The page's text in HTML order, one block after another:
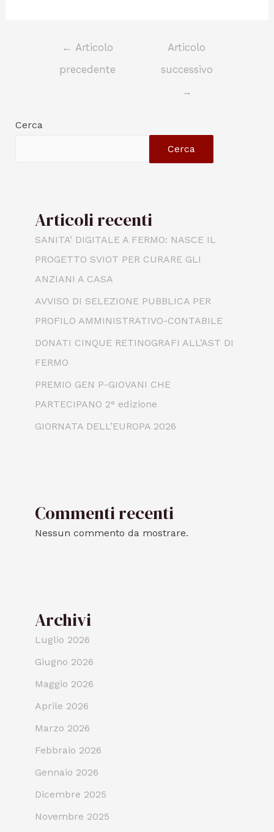
← Articolo
precedente
Articolo
successivo
→
Cerca
Cerca
Articoli recenti
SANITA’ DIGITALE A FERMO: NASCE IL
PROGETTO SVIOT PER CURARE GLI
ANZIANI A CASA
AVVISO DI SELEZIONE PUBBLICA PER
PROFILO AMMINISTRATIVO-CONTABILE
DONATI CINQUE RETINOGRAFI ALL’AST DI
FERMO
PREMIO GEN P-GIOVANI CHE
PARTECIPANO 2° edizione
GIORNATA DELL’EUROPA 2026
Commenti recenti
Nessun commento da mostrare.
Archivi
Luglio 2026
Giugno 2026
Maggio 2026
Aprile 2026
Marzo 2026
Febbraio 2026
Gennaio 2026
Dicembre 2025
Novembre 2025